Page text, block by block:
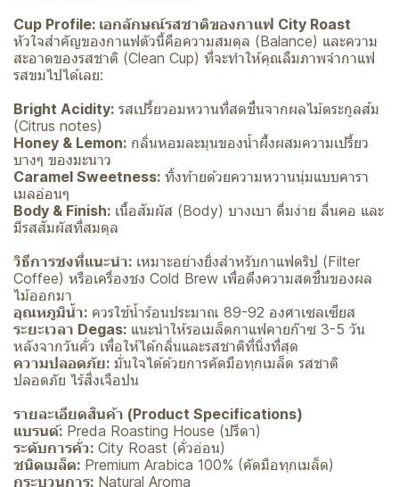
Cup Profile: เอกลักษณ์รสชาติของกาแฟ City Roast
หัวใจสำคัญของกาแฟตัวนี้คือความสมดุล (Balance) และความ
สะอาดของรสชาติ (Clean Cup) ที่จะทำให้คุณลืมภาพจำกาแฟ
รสขมไปได้เลย:
Bright Acidity: รสเปรี้ยวอมหวานที่สดชื่นจากผลไม้ตระกูลส้ม
(Citrus notes)
Honey & Lemon: กลิ่นหอมละมุนของน้ำผึ้งผสมความเปรี้ยว
บางๆ ของมะนาว
Caramel Sweetness: ทิ้งท้ายด้วยความหวานนุ่มแบบคารา
เมลอ่อนๆ
Body & Finish: เนื้อสัมผัส (Body) บางเบา ดื่มง่าย ลื่นคอ และ
มีรสสัมผัสที่สมดุล
วิธีการชงที่แนะนำ: เหมาะอย่างยิ่งสำหรับกาแฟดริป (Filter
Coffee) หรือเครื่องชง Cold Brew เพื่อดึงความสดชื่นของผล
ไม้ออกมา
อุณหภูมิน้ำ: ควรใช้น้ำร้อนประมาณ 89-92 องศาเซลเซียส
ระยะเวลา Degas: แนะนำให้รอเมล็ดกาแฟคายก๊าซ 3-5 วัน
หลังจากวันคั่ว เพื่อให้ได้กลิ่นและรสชาติที่นิ่งที่สุด
ความปลอดภัย: มั่นใจได้ด้วยการคัดมือทุกเมล็ด รสชาติ
ปลอดภัย ไร้สิ่งเจือปน
รายละเอียดสินค้า (Product Specifications)
แบรนด์: Preda Roasting House (ปรีดา)
ระดับการคั่ว: City Roast (คั่วอ่อน)
ชนิดเมล็ด: Premium Arabica 100% (คัดมือทุกเมล็ด)
กระบวนการ: Natural Aroma